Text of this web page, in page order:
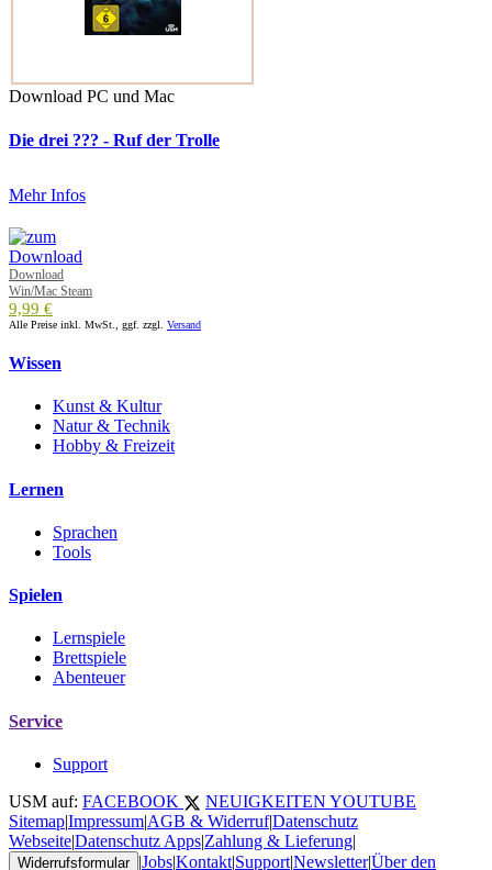
Download PC und Mac
Die drei ??? - Ruf der Trolle
Mehr Infos
Download
Win/Mac Steam
9,99 €
Alle Preise inkl. MwSt., ggf. zzgl. Versand
Wissen
Kunst & Kultur
Natur & Technik
Hobby & Freizeit
Lernen
Sprachen
Tools
Spielen
Lernspiele
Brettspiele
Abenteuer
Service
Support
USM auf: FACEBOOK NEUIGKEITEN YOUTUBE
Sitemap|Impressum|AGB & Widerruf|Datenschutz
Webseite|Datenschutz Apps|Zahlung & Lieferung|
Widerrufsformular |Jobs|Kontakt|Support|Newsletter|Über den